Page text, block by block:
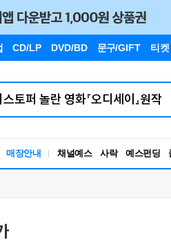
CD/LP DVD/BD 문구/GIFT 티켓
매장안내 채널예스 사락 예스펀딩